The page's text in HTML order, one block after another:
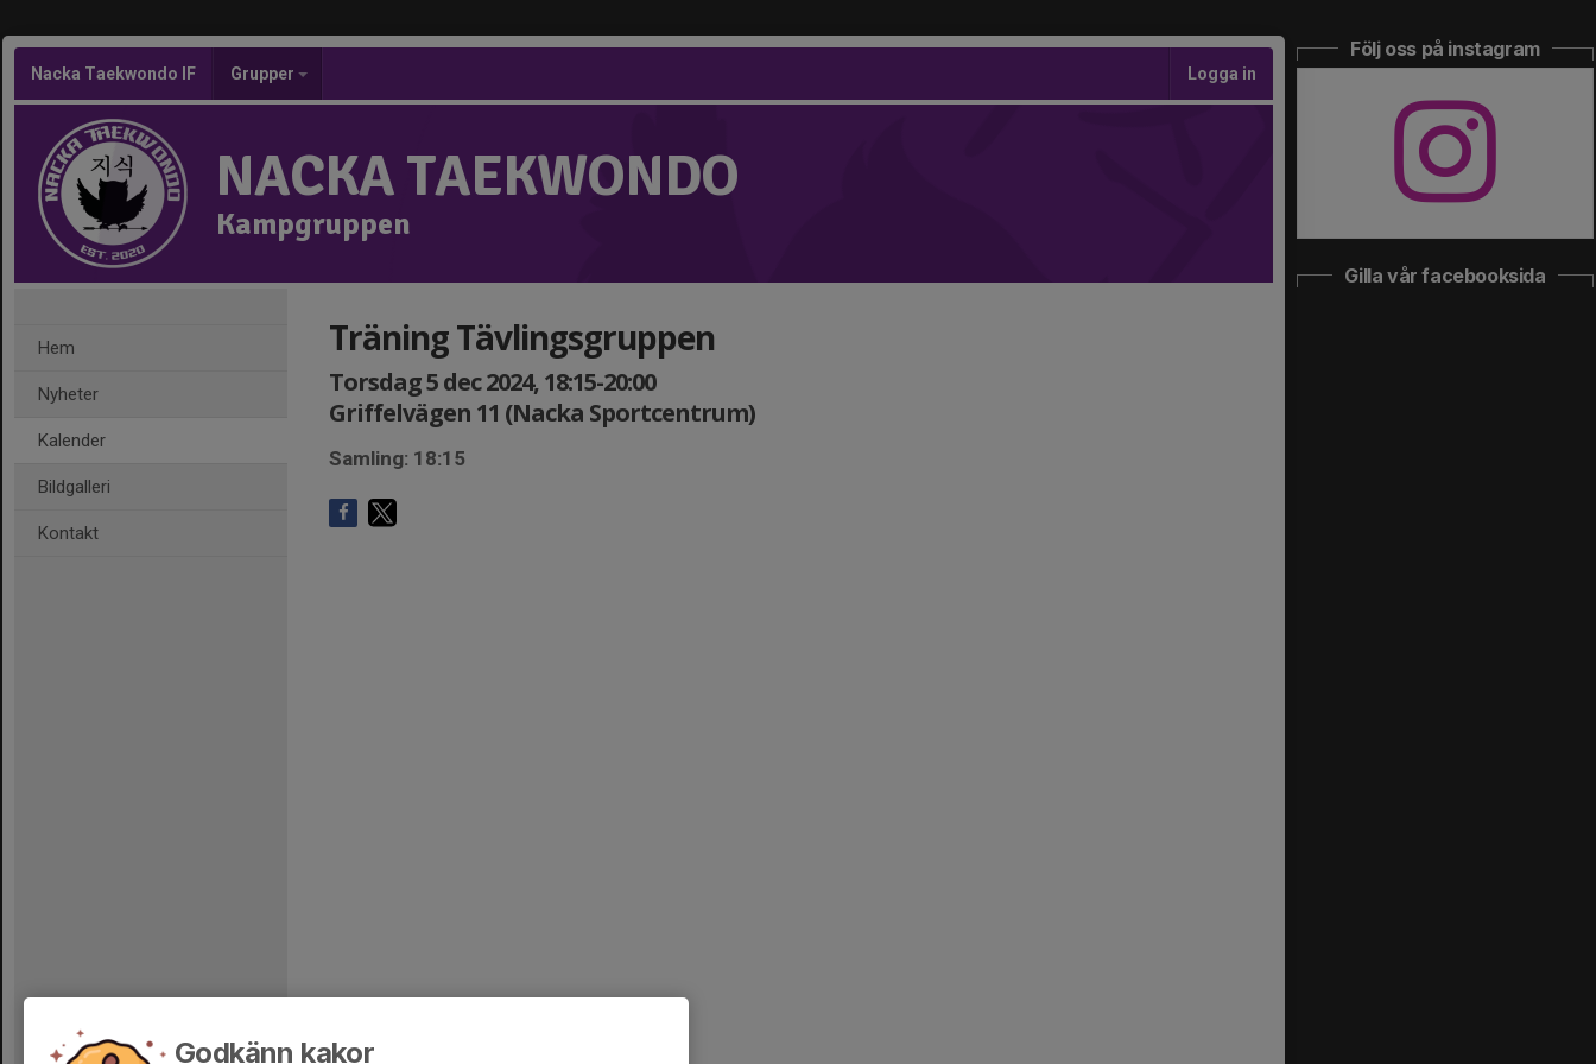
Nacka Taekwondo IF Grupper Logga in
NACKA TAEKWONDO
Kampgruppen
Hem
Nyheter
Kalender
Bildgalleri
Kontakt
Träning Tävlingsgruppen
Torsdag 5 dec 2024, 18:15-20:00
Griffelvägen 11 (Nacka Sportcentrum)
Samling: 18:15
Följ oss på instagram
Gilla vår facebooksida
Godkänn kakor